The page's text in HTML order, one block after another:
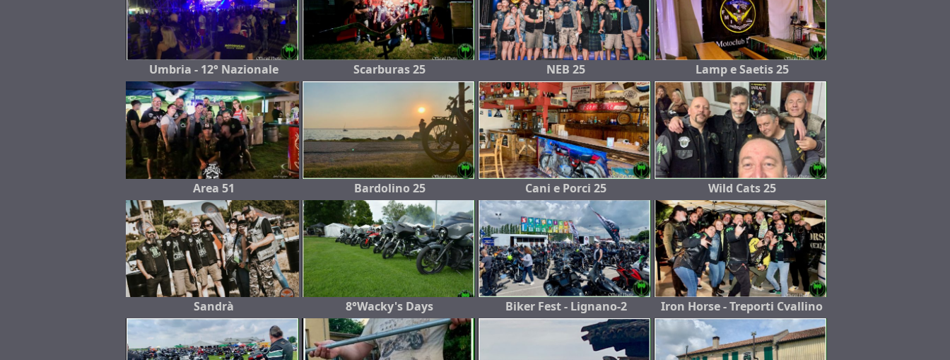
Umbria - 12° Nazionale Scarburas 25 NEB 25 Lamp e Saetis 25
Area 51 Bardolino 25 Cani e Porci 25 Wild Cats 25
Sandrà 8°Wacky's Days Biker Fest - Lignano-2 Iron Horse - Treporti Cvallino